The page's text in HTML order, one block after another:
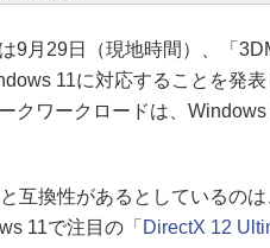
9月29日（現地時間）、「
11に対応することを発
クワークロードは、
互換性があるとしているのは
11で注目の 「DirectX 12